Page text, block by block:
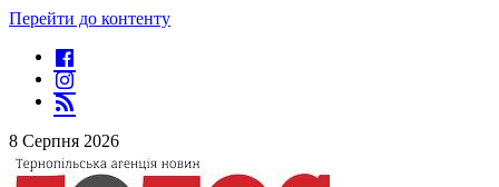
Перейти до контенту
8 Серпня 2026